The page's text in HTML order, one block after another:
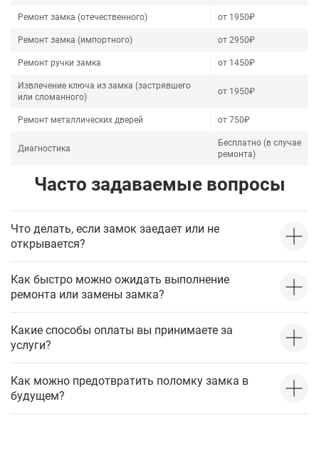
Ремонт замка (отечественного) от 1950₽
Ремонт замка (импортного) от 2950₽
Ремонт ручки замка от 1450₽
Извлечение ключа из замка (застрявшего
или сломанного)
от 1950₽
Ремонт металлических дверей от 750₽
Диагностика
Бесплатно (в случае
ремонта)
Часто задаваемые вопросы
Что делать, если замок заедает или не
открывается?
Как быстро можно ожидать выполнение
ремонта или замены замка?
Какие способы оплаты вы принимаете за
услуги?
Как можно предотвратить поломку замка в
будущем?